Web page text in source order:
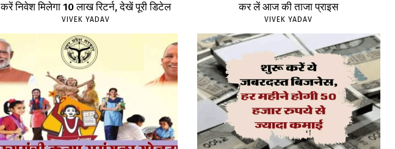
करें निवेश मिलेगा 10 लाख रिटर्न, देखें पूरी डिटेल
VIVEK YADAV
कर लें आज की ताजा प्राइस
VIVEK YADAV